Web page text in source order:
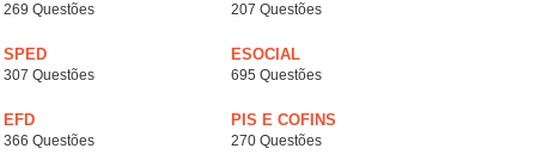
269 Questões 207 Questões
SPED
307 Questões
ESOCIAL
695 Questões
EFD
366 Questões
PIS E COFINS
270 Questões